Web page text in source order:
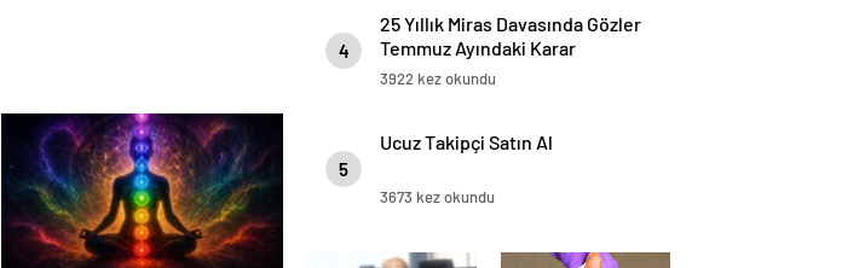
4
25 Yıllık Miras Davasında Gözler
Temmuz Ayındaki Karar
Duruşmasına Çevrildi
3922 kez okundu
5
Ucuz Takipçi Satın Al
3673 kez okundu